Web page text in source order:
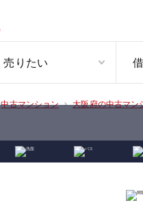
売りたい
中古マンション 大阪府の中古マン